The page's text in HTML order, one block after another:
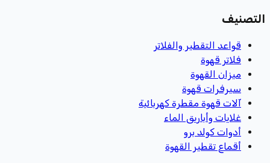
التصنيف
قواعد التقطير والفلاتر
فلاتر قهوة
ميزان القهوة
سيرفرات قهوة
آلات قهوة مقطرة كهربائية
غلايات وأباريق الماء
أدوات كولد برو
أقماع تقطير القهوة